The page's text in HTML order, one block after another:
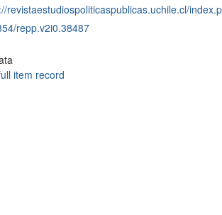
revistaestudiospoliticaspublicas.uchile.cl/
repp.v2i0.38487
item record